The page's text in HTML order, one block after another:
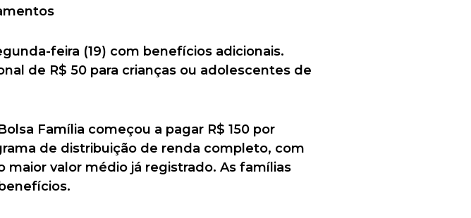
feira (19) com benefícios adicionais.
de R$ 50 para crianças ou adolescentes de
Família começou a pagar R$ 150 por
de distribuição de renda completo, com
maior valor médio já registrado. As famílias